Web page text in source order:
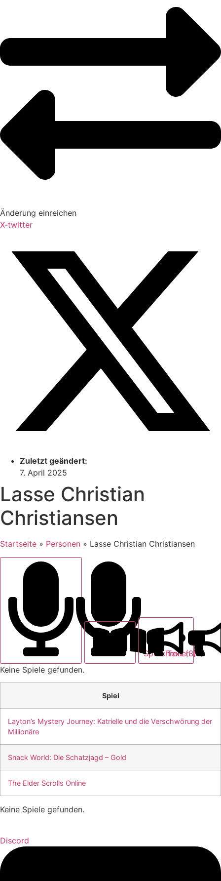
Änderung einreichen
X-twitter
Zuletzt geändert:
7. April 2025
Lasse Christian
Christiansen
Startseite » Personen » Lasse Christian Christiansen
Sprechrollen (0)
Text (3)
Keine Spiele gefunden.
Spiel
Layton’s Mystery Journey: Katrielle und die Verschwörung der
Millionäre
Snack World: Die Schatzjagd – Gold
The Elder Scrolls Online
Keine Spiele gefunden.
Discord